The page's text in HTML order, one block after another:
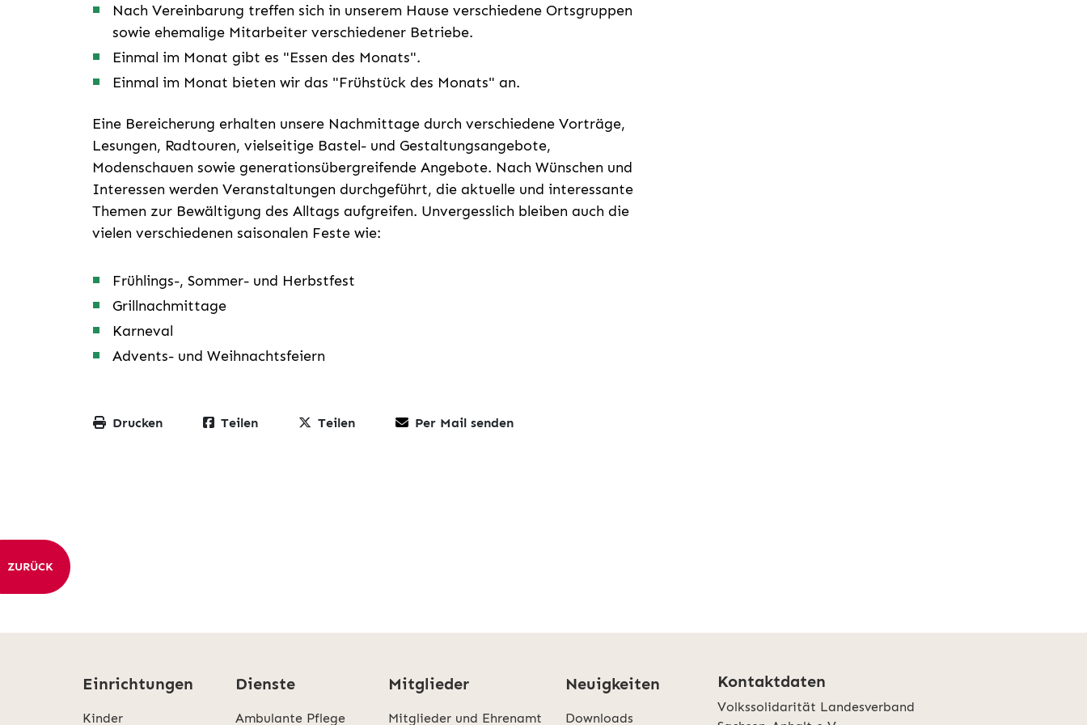
Nach Vereinbarung treffen sich in unserem Hause verschiedene Ortsgruppen
sowie ehemalige Mitarbeiter verschiedener Betriebe.
Einmal im Monat gibt es "Essen des Monats".
Einmal im Monat bieten wir das "Frühstück des Monats" an.
Eine Bereicherung erhalten unsere Nachmittage durch verschiedene Vorträge,
Lesungen, Radtouren, vielseitige Bastel- und Gestaltungsangebote,
Modenschauen sowie generationsübergreifende Angebote. Nach Wünschen und
Interessen werden Veranstaltungen durchgeführt, die aktuelle und interessante
Themen zur Bewältigung des Alltags aufgreifen. Unvergesslich bleiben auch die
vielen verschiedenen saisonalen Feste wie:
Frühlings-, Sommer- und Herbstfest
Grillnachmittage
Karneval
Advents- und Weihnachtsfeiern
Drucken Teilen Teilen Per Mail senden
ZURÜCK
Einrichtungen
Kinder
Dienste
Ambulante Pflege
Mitglieder
Mitglieder und Ehrenamt
Neuigkeiten
Downloads
Kontaktdaten
Volkssolidarität Landesverband